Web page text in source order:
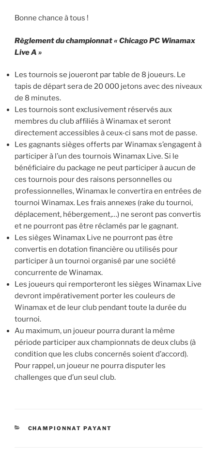
Bonne chance à tous !
Règlement du championnat « Chicago PC Winamax
Live A »
Les tournois se joueront par table de 8 joueurs. Le
tapis de départ sera de 20 000 jetons avec des niveaux
de 8 minutes.
Les tournois sont exclusivement réservés aux
membres du club affiliés à Winamax et seront
directement accessibles à ceux-ci sans mot de passe.
Les gagnants sièges offerts par Winamax s’engagent à
participer à l’un des tournois Winamax Live. Si le
bénéficiaire du package ne peut participer à aucun de
ces tournois pour des raisons personnelles ou
professionnelles, Winamax le convertira en entrées de
tournoi Winamax. Les frais annexes (rake du tournoi,
déplacement, hébergement,…) ne seront pas convertis
et ne pourront pas être réclamés par le gagnant.
Les sièges Winamax Live ne pourront pas être
convertis en dotation financière ou utilisés pour
participer à un tournoi organisé par une société
concurrente de Winamax.
Les joueurs qui remporteront les sièges Winamax Live
devront impérativement porter les couleurs de
Winamax et de leur club pendant toute la durée du
tournoi.
Au maximum, un joueur pourra durant la même
période participer aux championnats de deux clubs (à
condition que les clubs concernés soient d’accord).
Pour rappel, un joueur ne pourra disputer les
challenges que d’un seul club.
CATÉGORIES
CHAMPIONNAT PAYANT